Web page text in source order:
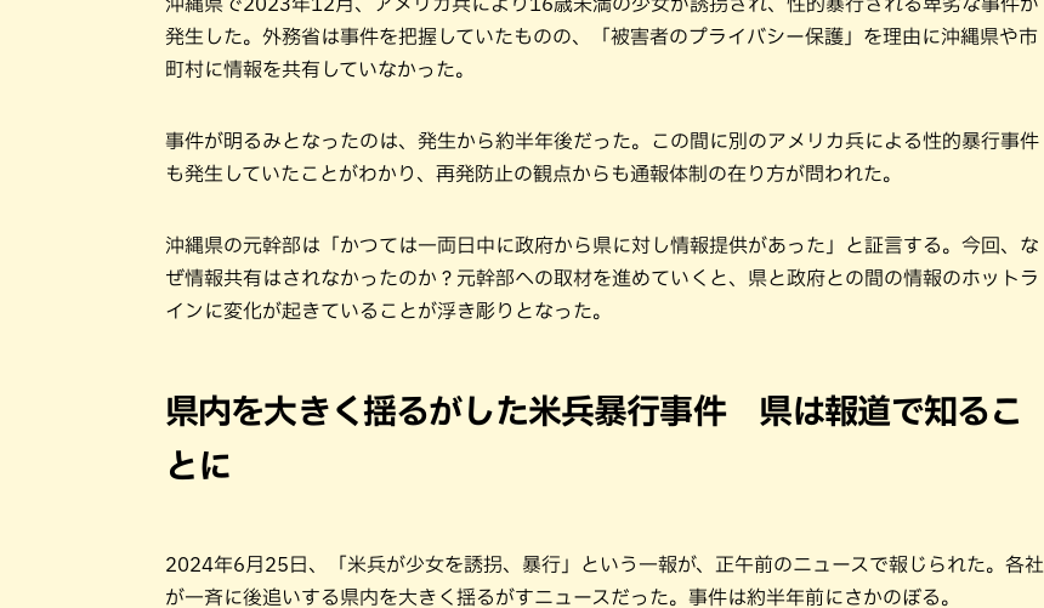
発生した。外務省は事件を把握していたものの、「被害者のプライバシー保護」を理由に沖縄県や市
町村に情報を共有していなかった。
事件が明るみとなったのは、発生から約半年後だった。この間に別のアメリカ兵による性的暴行事件
も発生していたことがわかり、再発防止の観点からも通報体制の在り方が問われた。
沖縄県の元幹部は「かつては一両日中に政府から県に対し情報提供があった」と証言する。今回、な
ぜ情報共有はされなかったのか？元幹部への取材を進めていくと、県と政府との間の情報のホットラ
インに変化が起きていることが浮き彫りとなった。
県内を大きく揺るがした米兵暴行事件 県は報道で知るこ
とに
2024年6月25日、「米兵が少女を誘拐、暴行」という一報が、正午前のニュースで報じられた。各社
が一斉に後追いする県内を大きく揺るがすニュースだった。事件は約半年前にさかのぼる。